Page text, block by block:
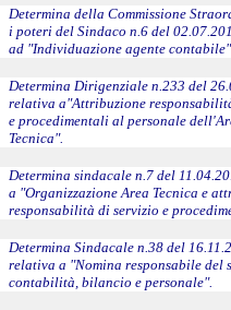
Determina della Commissione
i poteri del Sindaco n.6 del
ad "Individuazione agente
Determina Dirigenziale n.233 del
relativa a"Attribuzione
e procedimentali al personale
Tecnica".
Determina sindacale n.7 del
a "Organizzazione Area Tecnica e
responsabilità di servizio e
Determina Sindacale n.38 del
relativa a "Nomina responsabile del
contabilità, bilancio e personale".